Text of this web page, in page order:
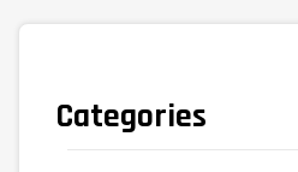
Categories